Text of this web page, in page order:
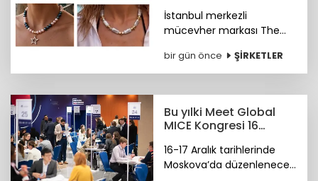
başarı
İstanbul merkezli
mücevher markası The
koleksiyonuyla uluslararası
bağımsız tasarım
Badger'ın marka ağına
katıldı.
bir gün önce ŞİRKETLER
Bu yılki Meet Global
MICE Kongresi 16
16-17 Aralık tarihlerinde
Moskova’da düzenlenecek